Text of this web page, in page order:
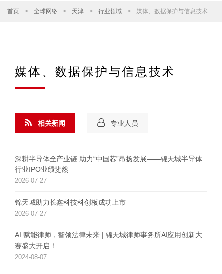
首页 > 全球网络 > 天津 > 行业领域 > 媒体、数据保护与信息技术
媒体、数据保护与信息技术
相关新闻
深耕半导体全产业链 助力“中国芯”昂扬发展——锦天城半导体
行业IPO业绩斐然
2026-07-27
锦天城助力长鑫科技科创板成功上市
2026-07-27
AI 赋能律师，智领法律未来 | 锦天城律师事务所AI应用创新大
赛盛大开启！
2024-08-07
专业人员